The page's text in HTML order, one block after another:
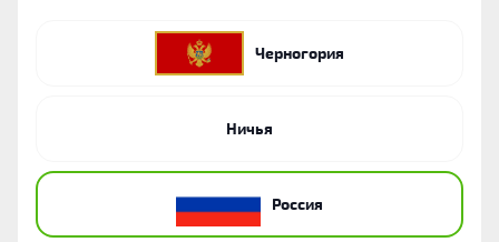
Черногория
Ничья
Россия